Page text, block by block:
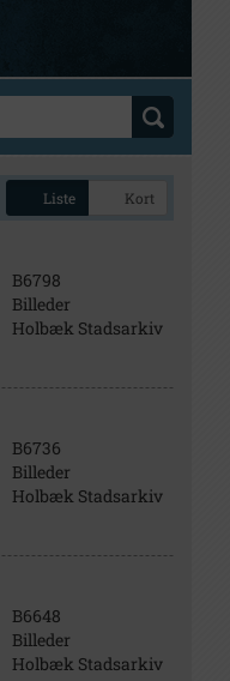
Liste Kort
B6798
Billeder
Holbæk Stadsarkiv
B6736
Billeder
Holbæk Stadsarkiv
B6648
Billeder
Holbæk Stadsarkiv